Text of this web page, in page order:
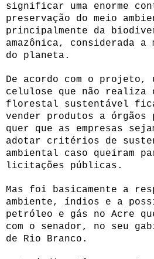
significar uma enorme
preservação do meio
principalmente da
amazônica, considerada
do planeta.
De acordo com o projeto,
celulose que não realiza
florestal sustentável
vender produtos a
quer que as empresas
adotar critérios de
ambiental caso queiram
licitações públicas.
Mas foi basicamente a
ambiente, índios e a
petróleo e gás no Acre
com o senador, no seu
de Rio Branco.